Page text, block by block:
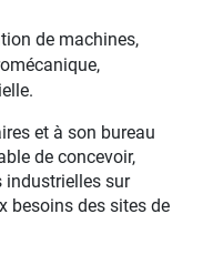
de machines,
et à son bureau
de concevoir,
industrielles sur
besoins des sites de